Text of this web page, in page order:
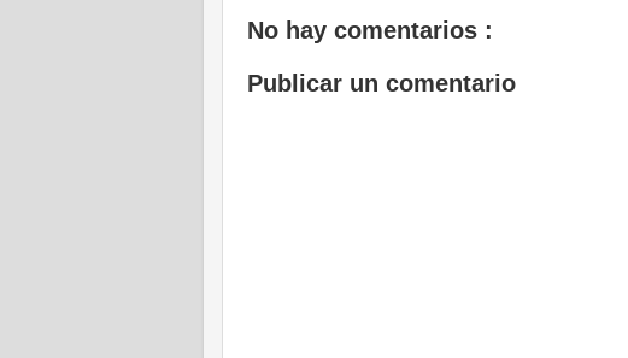
No hay comentarios :
Publicar un comentario